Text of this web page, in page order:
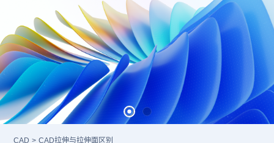
CAD > CAD拉伸与拉伸面区别